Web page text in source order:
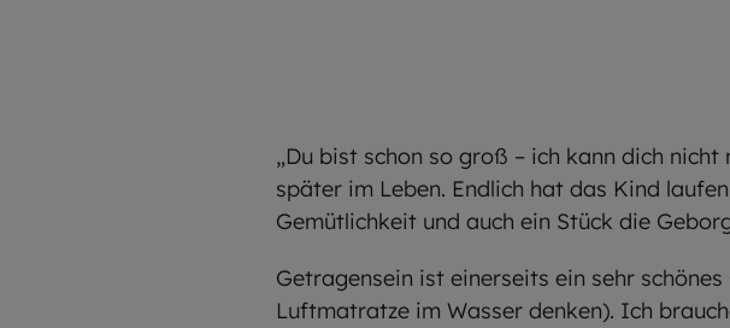
„Du bist schon so groß – ich kann dich
später im Leben. Endlich hat das Kind
Gemütlichkeit und auch ein Stück die
Getragensein ist einerseits ein sehr
Luftmatratze im Wasser denken). Ich